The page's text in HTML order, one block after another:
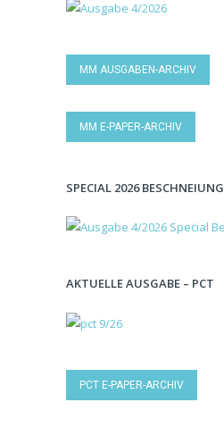
MM AUSGABEN-ARCHIV
MM E-PAPER-ARCHIV
SPECIAL 2026 BESCHNEIUNG
AKTUELLE AUSGABE – PCT
PCT E-PAPER-ARCHIV